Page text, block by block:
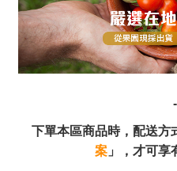
下單本區商品時，配送方
案 」，才可享